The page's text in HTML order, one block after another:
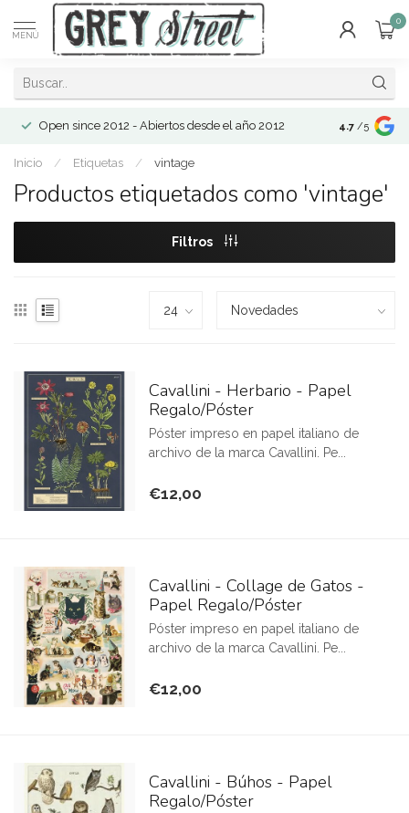
MENÚ
0
Open since 2012 - Abiertos desde el año 2012 4.7 /5
Inicio / Etiquetas / vintage
Productos etiquetados como 'vintage'
Filtros
Cavallini - Herbario - Papel
Regalo/Póster
Póster impreso en papel italiano de
archivo de la marca Cavallini. Pe...
€12,00
Cavallini - Collage de Gatos -
Papel Regalo/Póster
Póster impreso en papel italiano de
archivo de la marca Cavallini. Pe...
€12,00
Cavallini - Búhos - Papel
Regalo/Póster